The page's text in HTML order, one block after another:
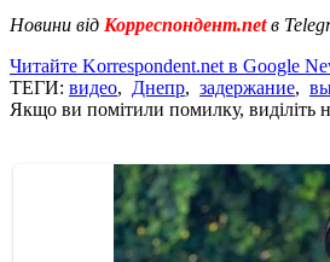
Новини від Корреспондент.netв
Читайте Korrespondent.net в Google
ТЕГИ: видео, Днепр, задержание,
Якщо ви помітили помилку, виділіть